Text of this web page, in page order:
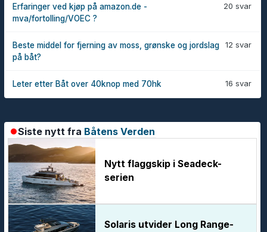
20 svar
Erfaringer ved kjøp på amazon.de -
mva/fortolling/VOEC ?
12 svar
Beste middel for fjerning av moss, grønske og jordslag
på båt?
16 svar
Leter etter Båt over 40knop med 70hk
Siste nytt fra Båtens Verden
Nytt flaggskip i Seadeck-
serien
Solaris utvider Long Range-